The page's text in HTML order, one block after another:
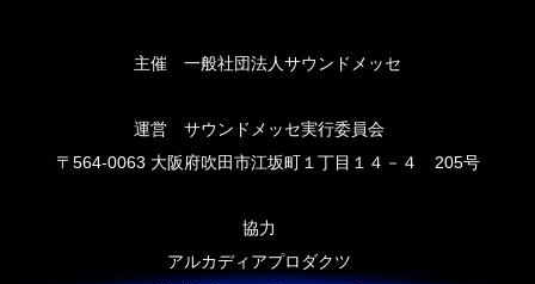
主催 一般社団法人サウンドメッセ
運営 サウンドメッセ実行委員会
〒564-0063 大阪府吹田市江坂町１丁目１４－４ 205号
協力
アルカディアプロダクツ